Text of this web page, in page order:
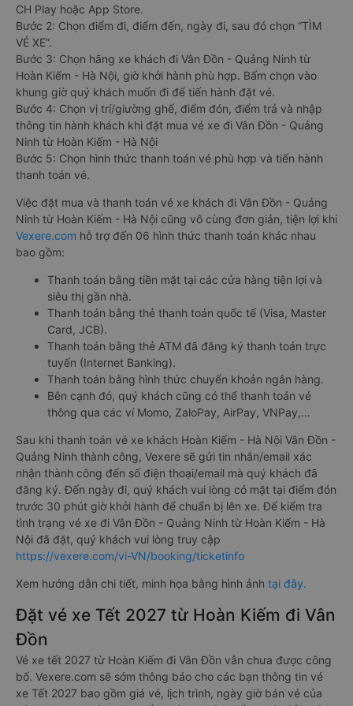
CH Play hoặc App Store.
Bước 2: Chọn điểm đi, điểm đến, ngày đi, sau đó chọn “TÌM
VÉ XE”.
Bước 3: Chọn hãng xe khách đi Vân Đồn - Quảng Ninh từ
Hoàn Kiếm - Hà Nội, giờ khởi hành phù hợp. Bấm chọn vào
khung giờ quý khách muốn đi để tiến hành đặt vé.
Bước 4: Chọn vị trí/giường ghế, điểm đón, điểm trả và nhập
thông tin hành khách khi đặt mua vé xe đi Vân Đồn - Quảng
Ninh từ Hoàn Kiếm - Hà Nội
Bước 5: Chọn hình thức thanh toán vé phù hợp và tiến hành
thanh toán vé.
Việc đặt mua và thanh toán vé xe khách đi Vân Đồn - Quảng
Ninh từ Hoàn Kiếm - Hà Nội cũng vô cùng đơn giản, tiện lợi khi
Vexere.com hỗ trợ đến 06 hình thức thanh toán khác nhau
bao gồm:
Thanh toán bằng tiền mặt tại các cửa hàng tiện lợi và
siêu thị gần nhà.
Thanh toán bằng thẻ thanh toán quốc tế (Visa, Master
Card, JCB).
Thanh toán bằng thẻ ATM đã đăng ký thanh toán trực
tuyến (Internet Banking).
Thanh toán bằng hình thức chuyển khoản ngân hàng.
Bên cạnh đó, quý khách cũng có thể thanh toán vé
thông qua các ví Momo, ZaloPay, AirPay, VNPay,…
Sau khi thanh toán vé xe khách Hoàn Kiếm - Hà Nội Vân Đồn -
Quảng Ninh thành công, Vexere sẽ gửi tin nhắn/email xác
nhận thành công đến số điện thoại/email mà quý khách đã
đăng ký. Đến ngày đi, quý khách vui lòng có mặt tại điểm đón
trước 30 phút giờ khởi hành để chuẩn bị lên xe. Để kiểm tra
tình trạng vé xe đi Vân Đồn - Quảng Ninh từ Hoàn Kiếm - Hà
Nội đã đặt, quý khách vui lòng truy cập
https://vexere.com/vi-VN/booking/ticketinfo
Xem hướng dẫn chi tiết, minh họa bằng hình ảnh tại đây.
Đặt vé xe Tết 2027 từ Hoàn Kiếm đi Vân
Đồn
Vé xe tết 2027 từ Hoàn Kiếm đi Vân Đồn vẫn chưa được công
bố. Vexere.com sẽ sớm thông báo cho các bạn thông tin vé
xe Tết 2027 bao gồm giá vé, lịch trình, ngày giờ bán vé của